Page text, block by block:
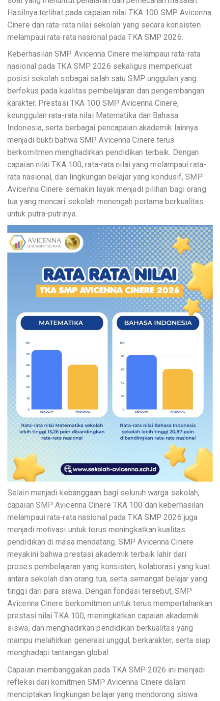
Hasilnya terlihat pada capaian nilai TKA 100 SMP Avicenna
Cinere dan rata-rata nilai sekolah yang secara konsisten
melampaui rata-rata nasional pada TKA SMP 2026.
Keberhasilan SMP Avicenna Cinere melampaui rata-rata
nasional pada TKA SMP 2026 sekaligus memperkuat
posisi sekolah sebagai salah satu SMP unggulan yang
berfokus pada kualitas pembelajaran dan pengembangan
karakter. Prestasi TKA 100 SMP Avicenna Cinere,
keunggulan rata-rata nilai Matematika dan Bahasa
Indonesia, serta berbagai pencapaian akademik lainnya
menjadi bukti bahwa SMP Avicenna Cinere terus
berkomitmen menghadirkan pendidikan terbaik. Dengan
capaian nilai TKA 100, rata-rata nilai yang melampaui rata-
rata nasional, dan lingkungan belajar yang kondusif, SMP
Avicenna Cinere semakin layak menjadi pilihan bagi orang
tua yang mencari sekolah menengah pertama berkualitas
untuk putra-putrinya.
Selain menjadi kebanggaan bagi seluruh warga sekolah,
capaian SMP Avicenna Cinere TKA 100 dan keberhasilan
melampaui rata-rata nasional pada TKA SMP 2026 juga
menjadi motivasi untuk terus meningkatkan kualitas
pendidikan di masa mendatang. SMP Avicenna Cinere
meyakini bahwa prestasi akademik terbaik lahir dari
proses pembelajaran yang konsisten, kolaborasi yang kuat
antara sekolah dan orang tua, serta semangat belajar yang
tinggi dari para siswa. Dengan fondasi tersebut, SMP
Avicenna Cinere berkomitmen untuk terus mempertahankan
prestasi nilai TKA 100, meningkatkan capaian akademik
siswa, dan menghadirkan pendidikan berkualitas yang
mampu melahirkan generasi unggul, berkarakter, serta siap
menghadapi tantangan global.
Capaian membanggakan pada TKA SMP 2026 ini menjadi
refleksi dari komitmen SMP Avicenna Cinere dalam
menciptakan lingkungan belajar yang mendorong siswa